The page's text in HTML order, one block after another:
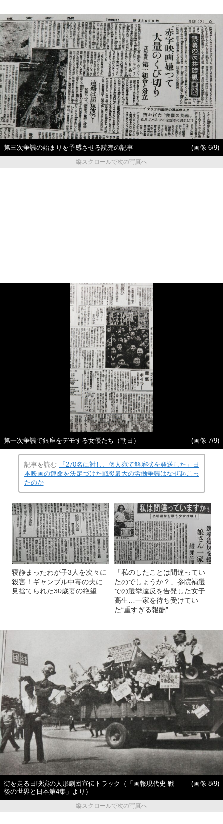
第三次争議の始まりを予感させる読売の記事
(画像 6/9)
縦スクロールで次の写真へ
第一次争議で銀座をデモする女優たち（朝日） (画像 7/9)
記事を読む
「270名に対し、個人宛て解雇状を発送した」日
本映画の運命を決定づけた戦後最大の労働争議はなぜ起こっ
たのか
寝静まったわが子3人を次々に
殺害！ギャンブル中毒の夫に
見捨てられた30歳妻の絶望
「私のしたことは間違ってい
たのでしょうか？」参院補選
での選挙違反を告発した女子
高生…一家を待ち受けてい
た“重すぎる報酬”
街を走る日映演の人形劇団宣伝トラック（「画報現代史-戦
後の世界と日本第4集」より）
(画像 8/9)
縦スクロールで次の写真へ